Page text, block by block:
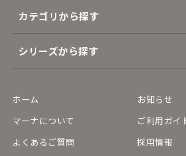
カテゴリから探す
シリーズから探す
ホーム
お知らせ
マーナについて
ご利用ガイ
よくあるご質問
採用情報